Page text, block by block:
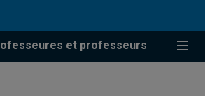
et professeurs